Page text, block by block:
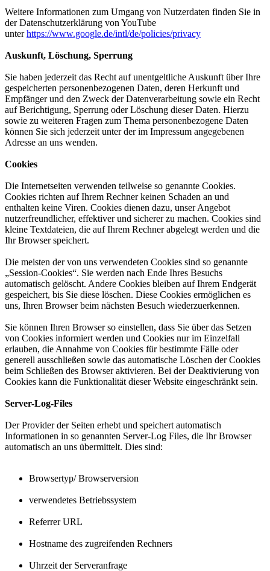
Weitere Informationen zum Umgang von Nutzerdaten finden Sie in
der Datenschutzerklärung von YouTube
unterhttps://www.google.de/intl/de/policies/privacy
Auskunft, Löschung, Sperrung
Sie haben jederzeit das Recht auf unentgeltliche Auskunft über Ihre
gespeicherten personenbezogenen Daten, deren Herkunft und
Empfänger und den Zweck der Datenverarbeitung sowie ein Recht
auf Berichtigung, Sperrung oder Löschung dieser Daten. Hierzu
sowie zu weiteren Fragen zum Thema personenbezogene Daten
können Sie sich jederzeit unter der im Impressum angegebenen
Adresse an uns wenden.
Cookies
Die Internetseiten verwenden teilweise so genannte Cookies.
Cookies richten auf Ihrem Rechner keinen Schaden an und
enthalten keine Viren. Cookies dienen dazu, unser Angebot
nutzerfreundlicher, effektiver und sicherer zu machen. Cookies sind
kleine Textdateien, die auf Ihrem Rechner abgelegt werden und die
Ihr Browser speichert.
Die meisten der von uns verwendeten Cookies sind so genannte
„Session-Cookies“. Sie werden nach Ende Ihres Besuchs
automatisch gelöscht. Andere Cookies bleiben auf Ihrem Endgerät
gespeichert, bis Sie diese löschen. Diese Cookies ermöglichen es
uns, Ihren Browser beim nächsten Besuch wiederzuerkennen.
Sie können Ihren Browser so einstellen, dass Sie über das Setzen
von Cookies informiert werden und Cookies nur im Einzelfall
erlauben, die Annahme von Cookies für bestimmte Fälle oder
generell ausschließen sowie das automatische Löschen der Cookies
beim Schließen des Browser aktivieren. Bei der Deaktivierung von
Cookies kann die Funktionalität dieser Website eingeschränkt sein.
Server-Log-Files
Der Provider der Seiten erhebt und speichert automatisch
Informationen in so genannten Server-Log Files, die Ihr Browser
automatisch an uns übermittelt. Dies sind:
Browsertyp/ Browserversion
verwendetes Betriebssystem
Referrer URL
Hostname des zugreifenden Rechners
Uhrzeit der Serveranfrage